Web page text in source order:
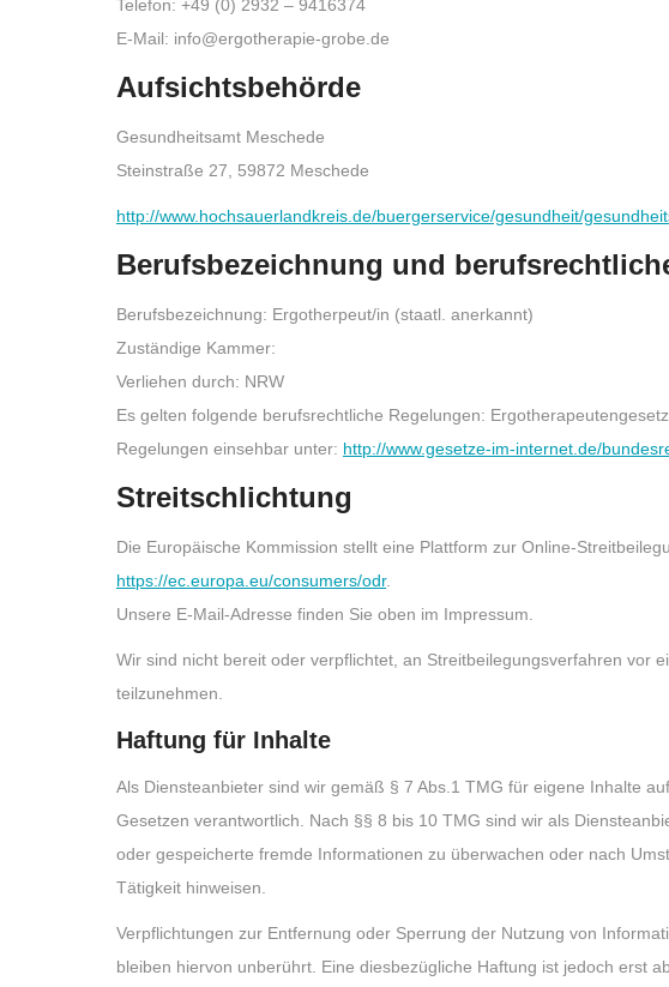
Telefon: +49 (0) 2932 – 9416374
E-Mail: info@ergotherapie-grobe.de
Aufsichtsbehörde
Gesundheitsamt Meschede
Steinstraße 27, 59872 Meschede
http://www.hochsauerlandkreis.de/buergerservice/gesundheit/
Berufsbezeichnung und
Berufsbezeichnung: Ergotherpeut/in (staatl. anerkannt)
Zuständige Kammer:
Verliehen durch: NRW
Es gelten folgende berufsrechtliche Regelungen:
Regelungen einsehbar unter: http://www.gesetze-im-internet.de/
Streitschlichtung
Die Europäische Kommission stellt eine Plattform zur Online-
https://ec.europa.eu/consumers/odr.
Unsere E-Mail-Adresse finden Sie oben im Impressum.
Wir sind nicht bereit oder verpflichtet, an Streitbeilegungsverfahren vor
teilzunehmen.
Haftung für Inhalte
Als Diensteanbieter sind wir gemäß § 7 Abs.1 TMG für eigene Inhalte
Gesetzen verantwortlich. Nach §§ 8 bis 10 TMG sind wir als
oder gespeicherte fremde Informationen zu überwachen oder nach
Tätigkeit hinweisen.
Verpflichtungen zur Entfernung oder Sperrung der Nutzung von
bleiben hiervon unberührt. Eine diesbezügliche Haftung ist jedoch erst